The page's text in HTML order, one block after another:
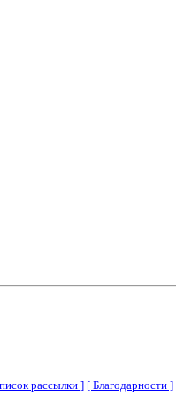
рассылки ] [ Благодарности ]